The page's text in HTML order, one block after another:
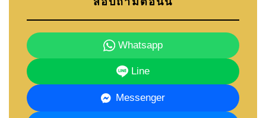
Whatsapp
Line
Messenger